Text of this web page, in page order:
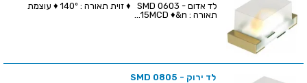
לד אדום - SMD 0603 ♦ זוית תאורה : 140º ♦ עוצמת
תאורה : 15MCD ♦&n...
לד ירוק - SMD 0805